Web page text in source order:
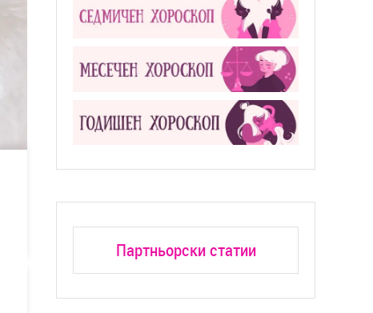
Партньорски статии